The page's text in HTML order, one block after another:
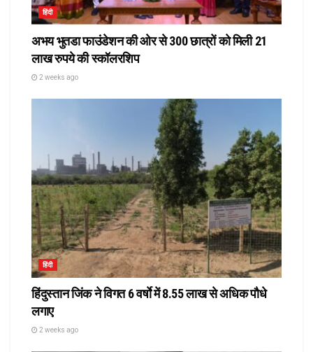
हिंदी
अभय भुतडा फाउंडेशन की ओर से 300 छात्रों को मिली 21
लाख रुपये की स्कॉलरशिप
2 weeks ago
हिंदी
हिंदुस्तान जिंक ने विगत 6 वर्षाे में 8.55 लाख से अधिक पौधे
लगाए
2 weeks ago